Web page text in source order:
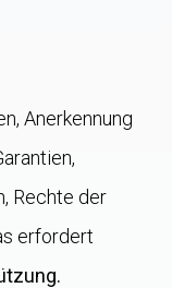
Anerkennung
Rechte der
erfordert